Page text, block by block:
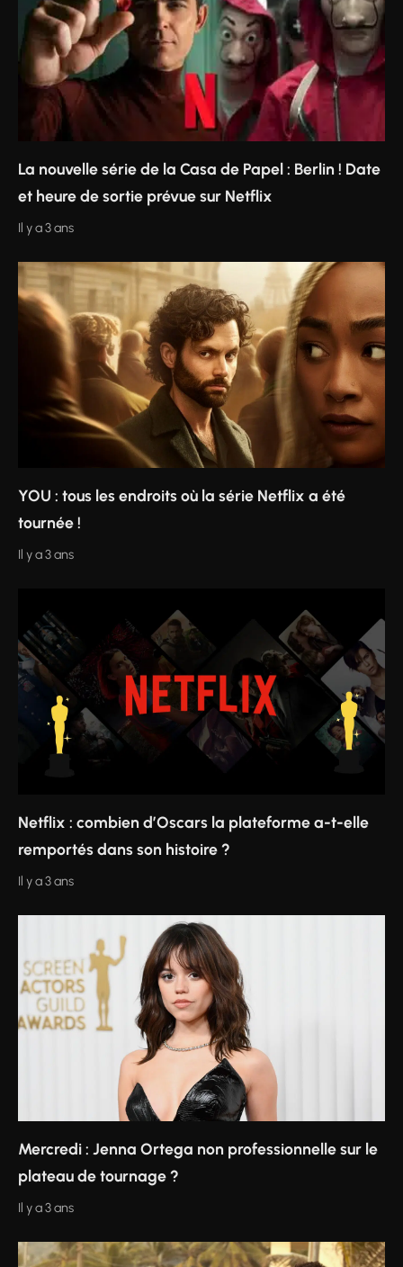
La nouvelle série de la Casa de Papel : Berlin ! Date
et heure de sortie prévue sur Netflix
Il y a 3 ans
YOU : tous les endroits où la série Netflix a été
tournée !
Il y a 3 ans
Netflix : combien d’Oscars la plateforme a-t-elle
remportés dans son histoire ?
Il y a 3 ans
Mercredi : Jenna Ortega non professionnelle sur le
plateau de tournage ?
Il y a 3 ans